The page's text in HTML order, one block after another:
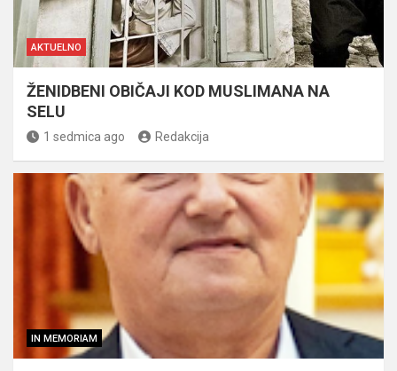
AKTUELNO
ŽENIDBENI OBIČAJI KOD MUSLIMANA NA
SELU
1 sedmica ago Redakcija
IN MEMORIAM